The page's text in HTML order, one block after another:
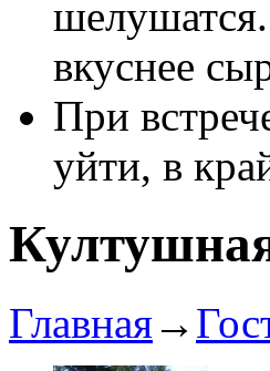
вкуснее
При
уйти, в
Главная→